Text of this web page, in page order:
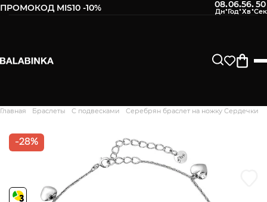
ПРОМОКОД MIS10 -10% 08:06:56:49
Главная Браслеты С подвесками Серебрян браслет на ножку Сердечки
-28%
Дякуємо. Ваш відгук
отправлено СМС о его наличии в нашем магазине.